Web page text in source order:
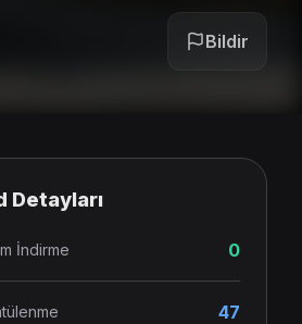
Bildir
Detayları
İndirme 0
47